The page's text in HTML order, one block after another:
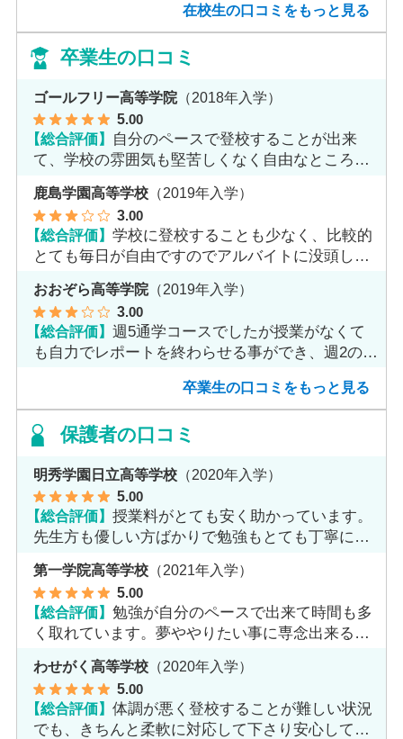
在校生の口コミをもっと見る
卒業生の口コミ
ゴールフリー高等学院 （2018年入学）
5.00
【総合評価】 自分のペースで登校することが出来
て、学校の雰囲気も堅苦しくなく自由なところが
鹿島学園高等学校 （2019年入学）
3.00
【総合評価】学校に登校することも少なく、比較的
とても毎日が自由ですのでアルバイトに没頭して
おおぞら高等学院（2019年入学）
3.00
【総合評価】週5通学コースでしたが授業がなくて
も自力でレポートを終わらせる事ができ、週2のコ
卒業生の口コミをもっと見る
保護者の口コミ
明秀学園日立高等学校 （2020年入学）
5.00
【総合評価】授業料がとても安く助かっています。
先生方も優しい方ばかりで勉強もとても丁寧に教
第一学院高等学校 （2021年入学）
5.00
【総合評価】勉強が自分のペースで出来て時間も多
く取れています。夢ややりたい事に専念出来る点
で良いと思います。
わせがく高等学校 （2020年入学）
5.00
【総合評価】体調が悪く登校することが難しい状況
でも、きちんと柔軟に対応して下さり安心して進